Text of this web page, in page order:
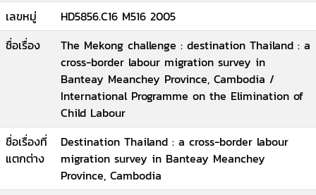
เลขหมู่
HD5856.C16 M516 2005
ชื่อเรื่อง
The Mekong challenge : destination Thailand : a
cross-border labour migration survey in
Banteay Meanchey Province, Cambodia /
International Programme on the Elimination of
Child Labour
ชื่อเรื่องที่
แตกต่าง
Destination Thailand : a cross-border labour
migration survey in Banteay Meanchey
Province, Cambodia